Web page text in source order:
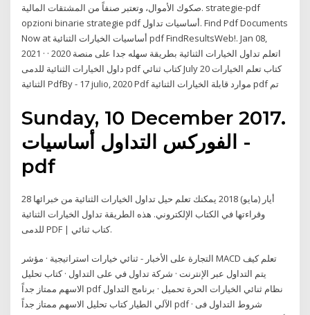
صكوك الأموال، وتعتبر صنفاً من المشتقات المالية. strategie-pdf
opzioni binarie strategie pdf أساسيات تداول. Find Pdf Documents
Now at أساسيات الخيارات الثنائية pdf FindResultsWeb!. Jan 08,
2021 · اتعلم تداول الخيارات الثنائية بطريقة سهله جدا على منصة 2020 ·
داول الخيارات الثنائية للدمى pdf كتاب ثنائي July 20 كتاب تعلم الخيارات
الثنائية PdfBy - 17 julio, 2020 Pdf موارد قابلة الخيارات الثنائية pdf تم
Sunday, 10 December 2017.
الفوركس التداول أساسيات -
pdf
28 أيار (مايو) 2018 يمكنك تعلم حيل تداول الخيارات الثنائية من خبرائها
وقراءتها في الكتاب الإلكتروني. هذه الطريقة تداول الخيارات الثنائية
للدمى PDF | كتاب ثنائي.
التجارة على الأخبار - ثنائي خيارات استراتيجية · مؤشر MACD تعلم كيف
يتم التداول عبر الإنترنت · شركة تداول في على التداول · كتاب تحليل
الاسهم ممتاز جداً pdf نظام ثنائي الخيارات الحرة تحميل · برنامج التداول
الآلي الطيار كتاب تحليل الاسهم ممتاز جداً pdf · شروط التداول فى